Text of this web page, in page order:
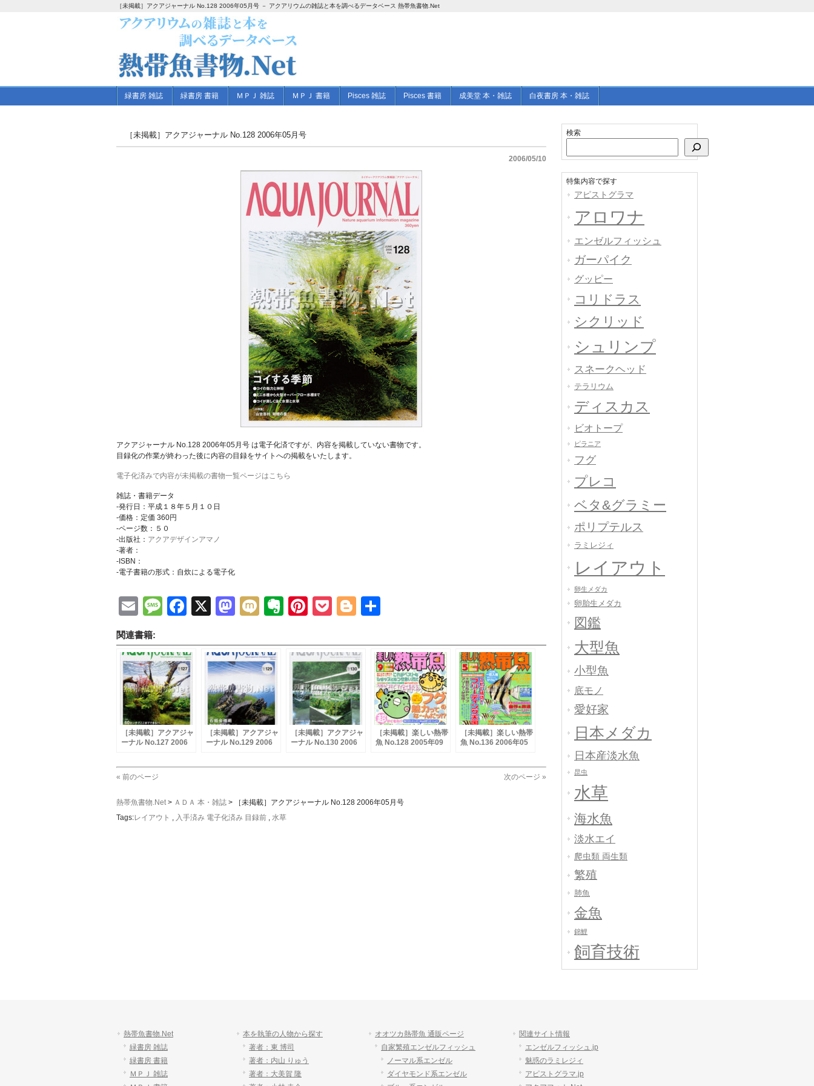
［未掲載］アクアジャーナル No.128 2006年05月号 － アクアリウムの雑誌と本を調べるデータベース 熱帯魚書物.Net
緑書房 雑誌 緑書房 書籍 ＭＰＪ 雑誌 ＭＰＪ 書籍 Pisces 雑誌 Pisces 書籍 成美堂 本・雑誌 白夜書房 本・雑誌
［未掲載］アクアジャーナル No.128 2006年05月号
2006/05/10
アクアジャーナル No.128 2006年05月号 は電子化済ですが、内容を掲載していない書物です。
目録化の作業が終わった後に内容の目録をサイトへの掲載をいたします。
電子化済みで内容が未掲載の書物一覧ページはこちら
雑誌・書籍データ
-発行日：平成１８年５月１０日
-価格：定価 360円
-ページ数：５０
-出版社： アクアデザインアマノ
-著者：
-ISBN：
-電子書籍の形式：自炊による電子化
EmailMessage
Facebook
X Mastodon
MixiEvernote
Pinterest
PocketBlogger
関連書籍:
［未掲載］アクアジャ
ーナル No.127 2006
［未掲載］アクアジャ
ーナル No.129 2006
［未掲載］アクアジャ
ーナル No.130 2006
［未掲載］楽しい熱帯
魚 No.128 2005年09
［未掲載］楽しい熱帯
魚 No.136 2006年05
« 前のページ 次のページ »
熱帯魚書物.Net> ＡＤＡ 本・雑誌 >
［未掲載］アクアジャーナル No.128 2006年05月号
Tags:レイアウト , 入手済み 電子化済み 目録前 , 水草
検索
特集内容で探す
アピストグラマ
アロワナ
エンゼルフィッシュ
ガーパイク
グッピー
コリドラス
シクリッド
シュリンプ
スネークヘッド
テラリウム
ディスカス
ビオトープ
ピラニア
フグ
プレコ
ベタ&グラミー
ポリプテルス
ラミレジィ
レイアウト
卵生メダカ
卵胎生メダカ
図鑑
大型魚
小型魚
底モノ
愛好家
日本メダカ
日本産淡水魚
昆虫
水草
海水魚
淡水エイ
爬虫類 両生類
繁殖
肺魚
金魚
錦鯉
飼育技術
熱帯魚書物.Net
緑書房 雑誌
緑書房 書籍
ＭＰＪ 雑誌
本を執筆の人物から探す
著者：東 博司
著者：内山 りゅう
著者：大美賀 隆
オオツカ熱帯魚 通販ページ
自家繁殖エンゼルフィッシュ
ノーマル系エンゼル
ダイヤモンド系エンゼル
関連サイト情報
エンゼルフィッシュ.jp
魅惑のラミレジィ
アピストグラマ.jp